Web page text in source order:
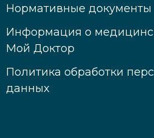
Нормативные документы
Информация о
Мой Доктор
Политика обработки
данных